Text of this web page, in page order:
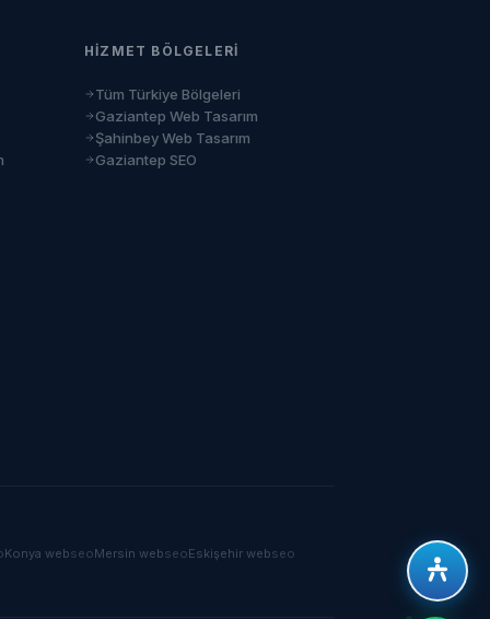
HIZMET BÖLGELERI
Tüm Türkiye Bölgeleri
Gaziantep Web Tasarım
Şahinbey Web Tasarım
Gaziantep SEO
Konya webseoMersin webseoEskişehir webseo